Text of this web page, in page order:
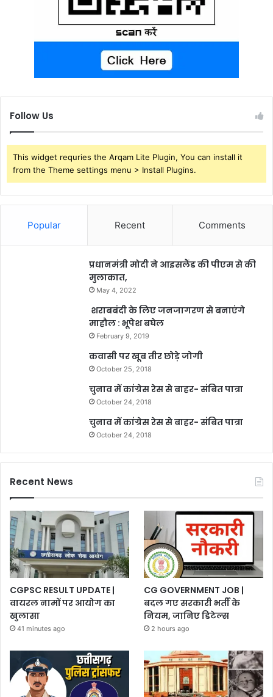
Follow Us
This widget requries the Arqam Lite Plugin, You can install it
from the Theme settings menu > Install Plugins.
Popular Recent Comments
प्रधानमंत्री मोदी ने आइसलैंड की पीएम से की
मुलाकात,
May 4, 2022
शराबबंदी के लिए जनजागरण से बनाएंगे
माहौल : भूपेश बघेल
February 9, 2019
कवासी पर खूब तीर छोड़े जोगी
October 25, 2018
चुनाव में कांग्रेस रेस से बाहर- संबित पात्रा
October 24, 2018
चुनाव में कांग्रेस रेस से बाहर- संबित पात्रा
October 24, 2018
Recent News
CGPSC RESULT UPDATE |
वायरल नामों पर आयोग का
खुलासा
41 minutes ago
CG GOVERNMENT JOB |
बदल गए सरकारी भर्ती के
नियम, जानिए डिटेल्स
2 hours ago